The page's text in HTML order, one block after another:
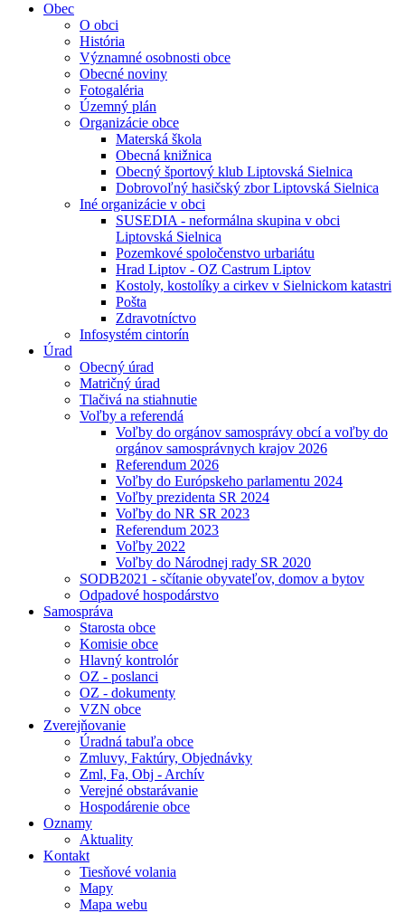
Obec
O obci
História
Významné osobnosti obce
Obecné noviny
Fotogaléria
Územný plán
Organizácie obce
Materská škola
Obecná knižnica
Obecný športový klub Liptovská Sielnica
Dobrovoľný hasičský zbor Liptovská Sielnica
Iné organizácie v obci
SUSEDIA - neformálna skupina v obci
Liptovská Sielnica
Pozemkové spoločenstvo urbariátu
Hrad Liptov - OZ Castrum Liptov
Kostoly, kostolíky a cirkev v Sielnickom katastri
Pošta
Zdravotníctvo
Infosystém cintorín
Úrad
Obecný úrad
Matričný úrad
Tlačivá na stiahnutie
Voľby a referendá
Voľby do orgánov samosprávy obcí a voľby do
orgánov samosprávnych krajov 2026
Referendum 2026
Voľby do Európskeho parlamentu 2024
Voľby prezidenta SR 2024
Voľby do NR SR 2023
Referendum 2023
Voľby 2022
Voľby do Národnej rady SR 2020
SODB2021 - sčítanie obyvateľov, domov a bytov
Odpadové hospodárstvo
Samospráva
Starosta obce
Komisie obce
Hlavný kontrolór
OZ - poslanci
OZ - dokumenty
VZN obce
Zverejňovanie
Úradná tabuľa obce
Zmluvy, Faktúry, Objednávky
Zml, Fa, Obj - Archív
Verejné obstarávanie
Hospodárenie obce
Oznamy
Aktuality
Kontakt
Tiesňové volania
Mapy
Mapa webu